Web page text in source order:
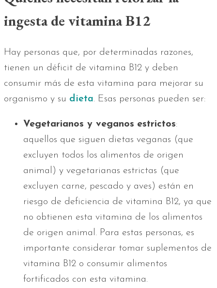
ingesta de vitamina B12
Hay personas que, por determinadas razones,
tienen un déficit de vitamina B12 y deben
consumir más de esta vitamina para mejorar su
organismo y su dieta. Esas personas pueden ser:
Vegetarianos y veganos estrictos:
aquellos que siguen dietas veganas (que
excluyen todos los alimentos de origen
animal) y vegetarianas estrictas (que
excluyen carne, pescado y aves) están en
riesgo de deficiencia de vitamina B12, ya que
no obtienen esta vitamina de los alimentos
de origen animal. Para estas personas, es
importante considerar tomar suplementos de
vitamina B12 o consumir alimentos
fortificados con esta vitamina.